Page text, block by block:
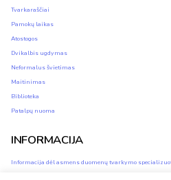
Tvarkaraščiai
Pamokų laikas
Atostogos
Dvikalbis ugdymas
Neformalus švietimas
Maitinimas
Biblioteka
Patalpų nuoma
INFORMACIJA
Informacija dėl asmens duomenų tvarkymo